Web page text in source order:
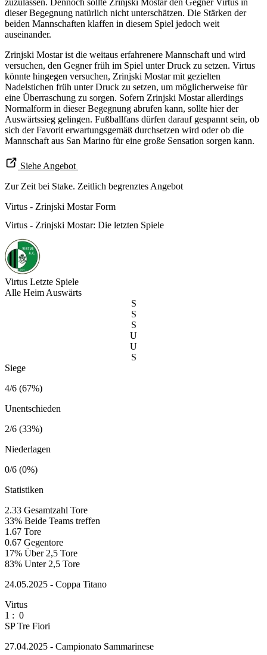
dieser Begegnung natürlich nicht unterschätzen. Die Stärken der
beiden Mannschaften klaffen in diesem Spiel jedoch weit
auseinander.
Zrinjski Mostar ist die weitaus erfahrenere Mannschaft und wird
versuchen, den Gegner früh im Spiel unter Druck zu setzen. Virtus
könnte hingegen versuchen, Zrinjski Mostar mit gezielten
Nadelstichen früh unter Druck zu setzen, um möglicherweise für
eine Überraschung zu sorgen. Sofern Zrinjski Mostar allerdings
Normalform in dieser Begegnung abrufen kann, sollte hier der
Auswärtssieg gelingen. Fußballfans dürfen darauf gespannt sein, ob
sich der Favorit erwartungsgemäß durchsetzen wird oder ob die
Mannschaft aus San Marino für eine große Sensation sorgen kann.
Siehe Angebot
Zur Zeit bei Stake. Zeitlich begrenztes Angebot
Virtus - Zrinjski Mostar Form
Virtus - Zrinjski Mostar: Die letzten Spiele
Virtus Letzte Spiele
Alle Heim Auswärts
S
S
S
U
U
S
Siege
4/6 (67%)
Unentschieden
2/6 (33%)
Niederlagen
0/6 (0%)
Statistiken
2.33 Gesamtzahl Tore
33% Beide Teams treffen
1.67 Tore
0.67 Gegentore
17% Über 2,5 Tore
83% Unter 2,5 Tore
24.05.2025 - Coppa Titano
Virtus
1 : 0
SP Tre Fiori
27.04.2025 - Campionato Sammarinese